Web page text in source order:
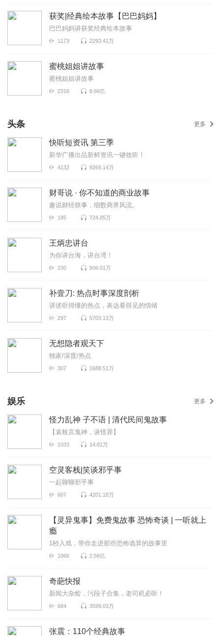
获奖|经典绘本故事【巴巴妈妈】
巴巴妈妈讲获奖经典绘本故事
1173 2293.41万
蜜桃姐姐讲故事
蜜桃姐姐讲故事
2316 8.66亿
头条 更多
快听短资讯 第三季
新华广播出品新鲜资讯一键收听！
4132 9269.14万
财哥说 · 你不知道的商业故事
趣说财经轶事，细数商界风流。
195 724.85万
王炳忠讲台
为你讲台海，讲台湾！
230 506.01万
补壹刀: 热点时事深度剖析
讲述听得懂的热点，表达看得见的情绪
297 5703.13万
无想隐者观天下
独家/深度/热点
307 1688.51万
娱乐 更多
怪力乱神 子不语 | 清代民间鬼故事
【袁枚言鬼神，谈怪异】
1033 14.81万
空灵客栈|笑谈邪乎事
一起聊聊邪乎事
607 4201.18万
【灵异鬼事】免费鬼故事 恐怖奇谈 | 一听就上
瘾
1秒入戏，带你走进那些恐怖诡异的故事里
1066 2.56亿
奇葩快报
新闻大杂烩，污段子合集，老司机必听！
684 3599.03万
张震：110个经典故事